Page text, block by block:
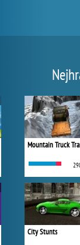
Mountain Truck
City Stunts